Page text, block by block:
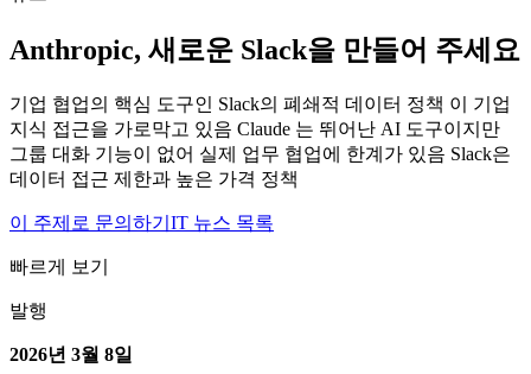
Anthropic, 새로운 Slack을 만들어 주세요
기업 협업의 핵심 도구인 Slack의 폐쇄적 데이터 정책 이 기업
지식 접근을 가로막고 있음 Claude 는 뛰어난 AI 도구이지만
그룹 대화 기능이 없어 실제 업무 협업에 한계가 있음 Slack은
데이터 접근 제한과 높은 가격 정책
이 주제로 문의하기 IT 뉴스 목록
빠르게 보기
발행
2026년 3월 8일